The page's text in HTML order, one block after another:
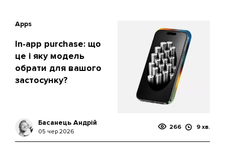
Apps
In-app purchase: що
це і яку модель
обрати для вашого
застосунку?
Басанець Андрій
05 чер 2026
266 9 хв.